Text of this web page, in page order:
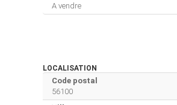
A vendre
LOCALISATION
Code postal
56100